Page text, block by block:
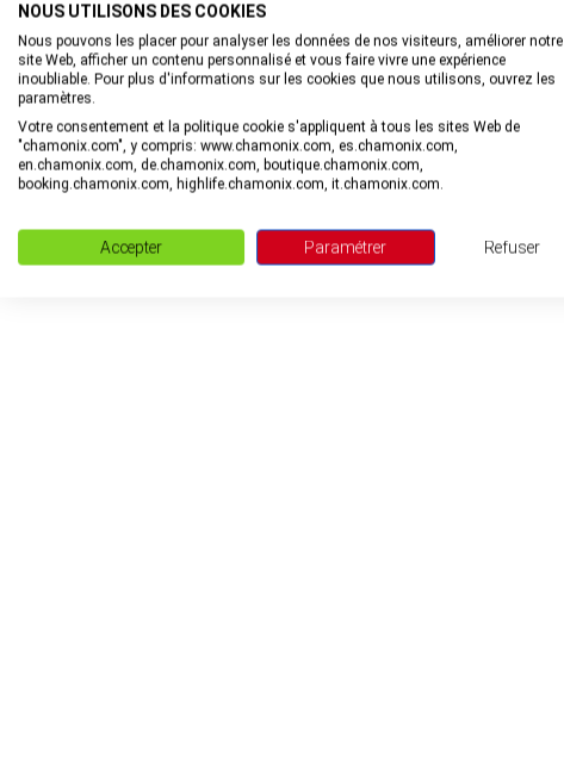
NOUS UTILISONS DES COOKIES
Nous pouvons les placer pour analyser les données de nos visiteurs, améliorer notre
site Web, afficher un contenu personnalisé et vous faire vivre une expérience
inoubliable. Pour plus d'informations sur les cookies que nous utilisons, ouvrez les
paramètres.
Votre consentement et la politique cookie s'appliquent à tous les sites Web de
"chamonix.com", y compris: www.chamonix.com, es.chamonix.com,
en.chamonix.com, de.chamonix.com, boutique.chamonix.com,
booking.chamonix.com, highlife.chamonix.com, it.chamonix.com.
Accepter Paramétrer Refuser